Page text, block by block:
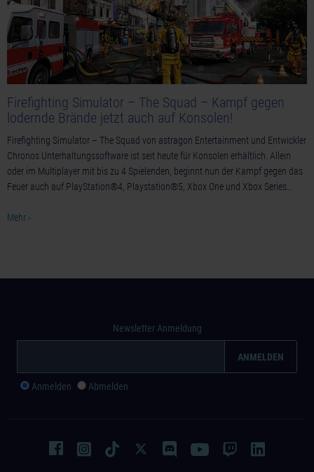
Firefighting Simulator – The Squad – Kampf gegen
lodernde Brände jetzt auch auf Konsolen!
Firefighting Simulator – The Squad von astragon Entertainment und Entwickler
Chronos Unterhaltungssoftware ist seit heute für Konsolen erhältlich. Allein
oder im Multiplayer mit bis zu 4 Spielenden, beginnt nun der Kampf gegen das
Feuer auch auf PlayStation®4, Playstation®5, Xbox One und Xbox Series…
Mehr ›
Newsletter Anmeldung
Anmelden Abmelden